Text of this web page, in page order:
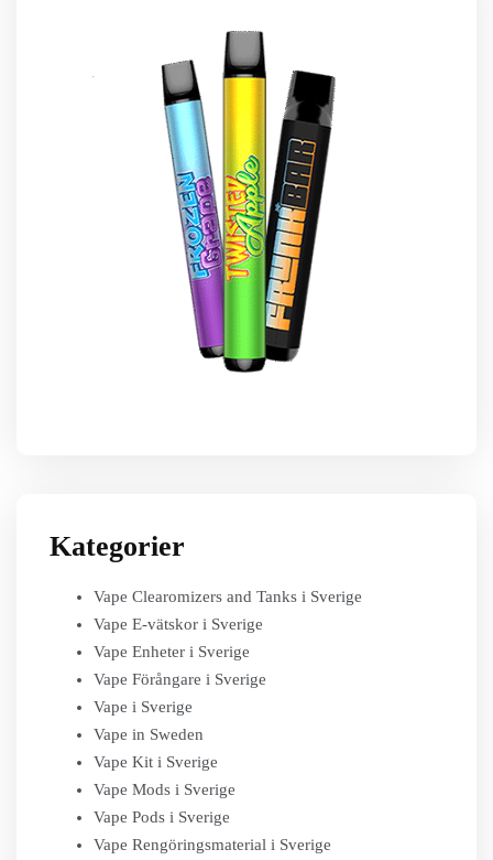
Kategorier
Vape Clearomizers and Tanks i Sverige
Vape E-vätskor i Sverige
Vape Enheter i Sverige
Vape Förångare i Sverige
Vape i Sverige
Vape in Sweden
Vape Kit i Sverige
Vape Mods i Sverige
Vape Pods i Sverige
Vape Rengöringsmaterial i Sverige